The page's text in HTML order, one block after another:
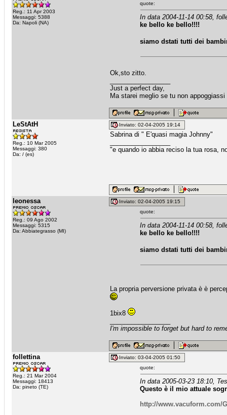
Reg.: 11 Apr 2003
Messaggi: 5388
Da: Napoli (NA)
quote:
In data 2004-11-14 00:58,
ke bello ke bello!!!!
siamo dstati tutti dei
Ok,sto zitto.
Just a perfect day,
Ma starei meglio se tu non
LeStAtH
Reg.: 10 Mar 2005
Messaggi: 380
Da: / (es)
Inviato: 02-04-2005 19:14
Sabrina di " E'quasi magia Johnny"
"e quando io abbia reciso la tua rosa,
leonessa
Reg.: 09 Ago 2002
Messaggi: 5315
Da: Abbiategrasso (MI)
Inviato: 02-04-2005 19:15
quote:
In data 2004-11-14 00:58,
ke bello ke bello!!!!
siamo dstati tutti dei
La propria perversione privata è è
1bix8
I'm impossible to forget but hard to
follettina
Reg.: 21 Mar 2004
Messaggi: 18413
Da: pineto (TE)
Inviato: 03-04-2005 01:50
quote:
In data 2005-03-23 18:10,
Questo è il mio attuale
http://www.vacuform.com/